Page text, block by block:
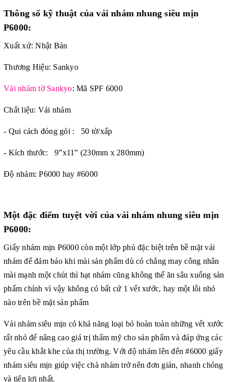
Thông số kỹ thuật của vải nhám nhung siêu mịn
P6000:
Xuất xứ: Nhật Bản
Thương Hiệu: Sankyo
Vải nhám tờ Sankyo: Mã SPF 6000
Chất liệu: Vải nhám
- Qui cách đóng gói : 50 tờ/xấp
- Kích thước: 9”x11” (230mm x 280mm)
Độ nhám: P6000 hay #6000
Một đặc điểm tuyệt vời của vải nhám nhung siêu mịn
P6000:
Giấy nhám mịn P6000còn một lớp phủ đặc biệt trên bề mặt vải
nhám để đảm báo khi mài sản phẩm dù có chẳng may công nhân
mài mạnh một chút thì hạt nhám cũng không thể ăn sâu xuống sản
phẩm chính vì vậy không có bất cứ 1 vết xước, hay một lỗi nhỏ
nào trên bề mặt sản phẩm
Vải nhám siêu mịn có khả năng loại bỏ hoàn toàn những vết xước
rất nhỏ để nâng cao giá trị thẩm mỹ cho sản phẩm và đáp ứng các
yêu cầu khắt khe của thị trường. Với độ nhám lên đến #6000 giấy
nhám siêu mịn giúp việc chà nhám trở nên đơn giản, nhanh chóng
và tiện lợi nhất.